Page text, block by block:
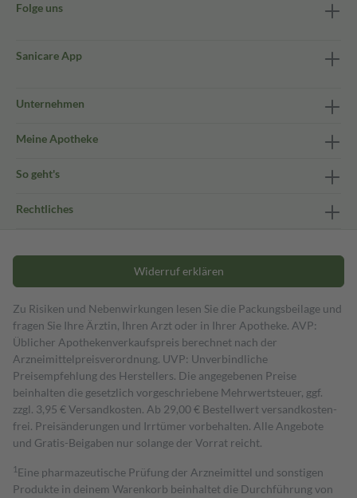
Folge uns
Sanicare App
Unternehmen
Meine Apotheke
So geht's
Rechtliches
Widerruf erklären
Zu Risiken und Nebenwirkungen lesen Sie die Packungsbeilage und
fragen Sie Ihre Ärztin, Ihren Arzt oder in Ihrer Apotheke. AVP:
Üblicher Apothekenverkaufspreis berechnet nach der
Arzneimittelpreisverordnung. UVP: Unverbindliche
Preisempfehlung des Herstellers. Die angegebenen Preise
beinhalten die gesetzlich vorgeschriebene Mehrwertsteuer, ggf.
zzgl. 3,95 € Versandkosten. Ab 29,00 € Bestell­wert versand­kosten­
frei. Preisänderungen und Irrtümer vorbehalten. Alle Angebote
und Gratis-Beigaben nur solange der Vorrat reicht.
1 Eine pharmazeutische Prüfung der Arzneimittel und sonstigen
Produkte in deinem Warenkorb beinhaltet die Durchführung von